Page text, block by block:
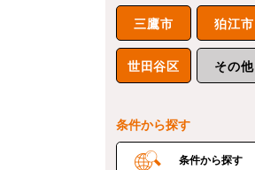
三鷹市 狛江市
世田谷区 その他
条件から探す
条件から探す